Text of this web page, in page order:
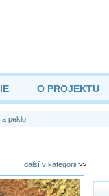
O PROJEKTU
a peklo
další v kategorii >>